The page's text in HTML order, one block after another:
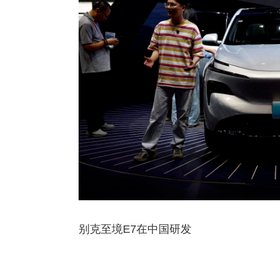
别克至境E7在中国研发